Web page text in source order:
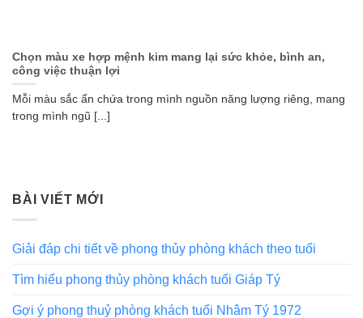
Chọn màu xe hợp mệnh kim mang lại sức khỏe, bình an,
công việc thuận lợi
Mỗi màu sắc ẩn chứa trong mình nguồn năng lượng riêng, mang
trong mình ngũ [...]
BÀI VIẾT MỚI
Giải đáp chi tiết về phong thủy phòng khách theo tuổi
Tìm hiểu phong thủy phòng khách tuổi Giáp Tý
Gợi ý phong thuỷ phòng khách tuổi Nhâm Tý 1972